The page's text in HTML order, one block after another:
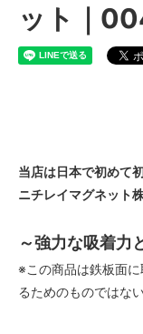
ット｜
当店は日本で初めて
ニチレイマグネット
～強力な吸着力
※この商品は鉄板面
るためのものではな